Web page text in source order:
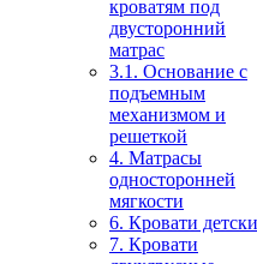
кроватям под
двусторонний
матрас
3.1. Основание с
подъемным
механизмом и
решеткой
4. Матрасы
односторонней
мягкости
6. Кровати
7. Кровати